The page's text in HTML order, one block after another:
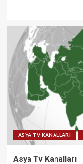
ASYA TV KANALLARI
Asya Tv Kanalları